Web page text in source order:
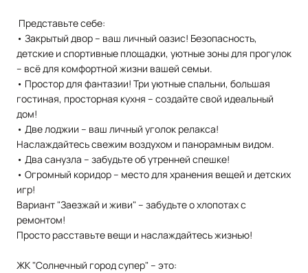
Представьте себе:
• Закрытый двор – ваш личный оазис! Безопасность,
детские и спортивные площадки, уютные зоны для прогулок
– всё для комфортной жизни вашей семьи.
• Простор для фантазии! Три уютные спальни, большая
гостиная, просторная кухня – создайте свой идеальный
дом!
• Две лоджии – ваш личный уголок релакса!
Наслаждайтесь свежим воздухом и панорамным видом.
• Два санузла – забудьте об утренней спешке!
• Огромный коридор – место для хранения вещей и детских
игр!
Вариант "Заезжай и живи" – забудьте о хлопотах с
ремонтом!
Просто расставьте вещи и наслаждайтесь жизнью!
ЖК "Солнечный город супер" – это: